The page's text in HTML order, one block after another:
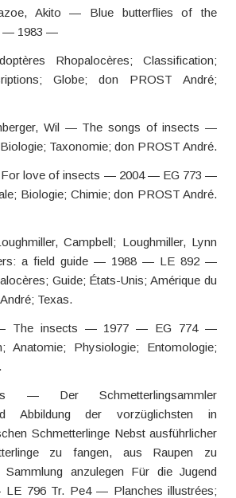
Akito — Blue butterflies of the
— 1983 —
Rhopalocères; Classification;
Globe; don PROST André;
Wil — The songs of insects —
Taxonomie; don PROST André.
love of insects — 2004 — EG 773 —
Biologie; Chimie; don PROST André.
Campbell; Loughmiller, Lynn
a field guide — 1988 — LE 892 —
Guide; États-Unis; Amérique du
Texas.
— The insects — 1977 — EG 774 —
Anatomie; Physiologie; Entomologie;
— Der Schmetterlingsammler
Abbildung der vorzüglichsten in
Schmetterlinge Nebst ausführlicher
zu fangen, aus Raupen zu
anzulegen Für die Jugend
796 Tr. Pe4 — Planches illustrées;